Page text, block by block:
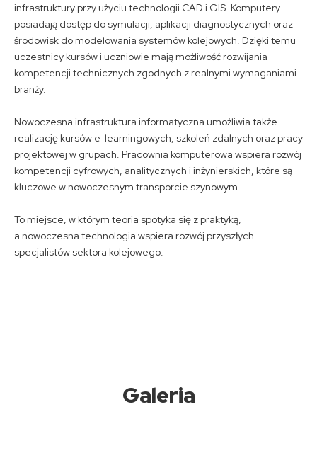
infrastruktury przy użyciu technologii CAD i GIS. Komputery
posiadają dostęp do symulacji, aplikacji diagnostycznych oraz
środowisk do modelowania systemów kolejowych. Dzięki temu
uczestnicy kursów i uczniowie mają możliwość rozwijania
kompetencji technicznych zgodnych z realnymi wymaganiami
branży.
Nowoczesna infrastruktura informatyczna umożliwia także
realizację kursów e-learningowych, szkoleń zdalnych oraz pracy
projektowej w grupach. Pracownia komputerowa wspiera rozwój
kompetencji cyfrowych, analitycznych i inżynierskich, które są
kluczowe w nowoczesnym transporcie szynowym.
To miejsce, w którym teoria spotyka się z praktyką,
a nowoczesna technologia wspiera rozwój przyszłych
specjalistów sektora kolejowego.
Galeria